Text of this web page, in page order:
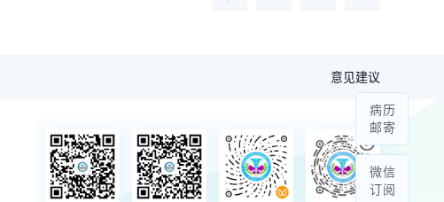
意见建议
病历
邮寄
微信
订阅